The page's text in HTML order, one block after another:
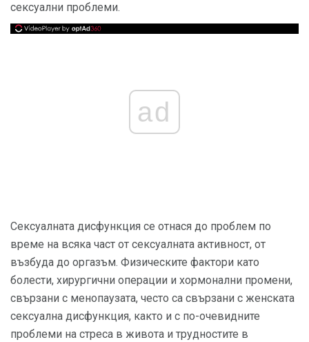
сексуални проблеми.
ad
Сексуалната дисфункция се отнася до проблем по
време на всяка част от сексуалната активност, от
възбуда до оргазъм. Физическите фактори като
болести, хирургични операции и хормонални промени,
свързани с менопаузата, често са свързани с женската
сексуална дисфункция, както и с по-очевидните
проблеми на стреса в живота и трудностите в